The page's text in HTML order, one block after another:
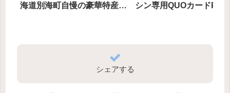
海道別海町自慢の豪華特産
シン専用QUOカードPay
シェアする